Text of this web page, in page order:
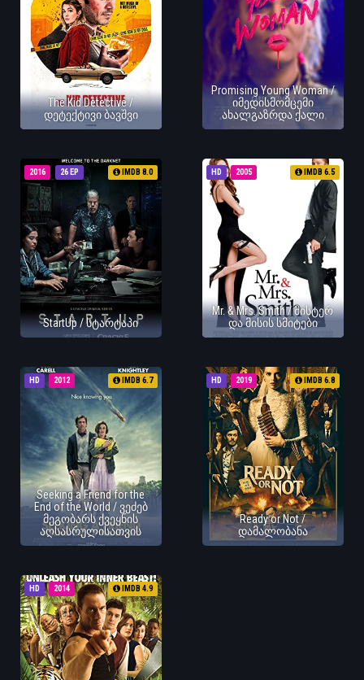
The Kid Detective /
დეტექტივი ბავშვი
Promising Young Woman /
იმედისმომცემი
ახალგაზრდა ქალი
26 EP
2016 IMDB 8.0
StartUp / სტარტაპი
HD 2005 IMDB 6.5
Mr. & Mrs. Smith / მისტერ
და მისის სმიტები
HD 2012 IMDB 6.7
Seeking a Friend for the
End of the World / ვეძებ
მეგობარს ქვეყნის
აღსასრულისათვის
HD 2019 IMDB 6.8
Ready or Not /
დამალობანა
HD 2014 IMDB 4.9